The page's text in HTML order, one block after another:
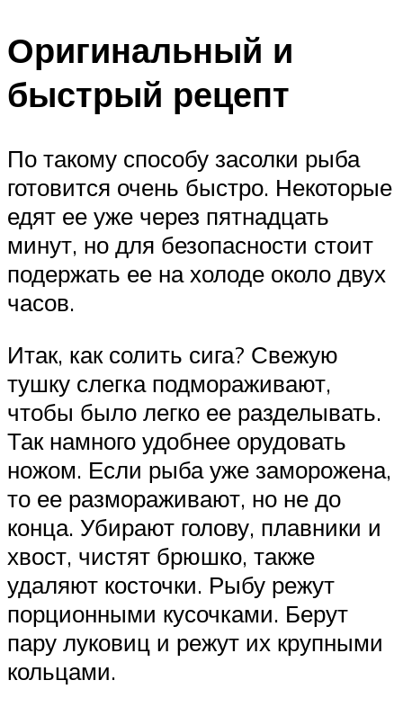
Оригинальный и
быстрый рецепт
По такому способу засолки рыба
готовится очень быстро. Некоторые
едят ее уже через пятнадцать
минут, но для безопасности стоит
подержать ее на холоде около двух
часов.
Итак, как солить сига? Свежую
тушку слегка подмораживают,
чтобы было легко ее разделывать.
Так намного удобнее орудовать
ножом. Если рыба уже заморожена,
то ее размораживают, но не до
конца. Убирают голову, плавники и
хвост, чистят брюшко, также
удаляют косточки. Рыбу режут
порционными кусочками. Берут
пару луковиц и режут их крупными
кольцами.